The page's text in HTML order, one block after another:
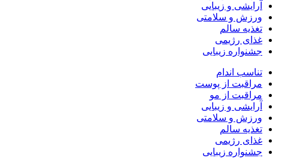
آرایشی و زیبایی
ورزش و سلامتی
تغذیه سالم
غذای رژیمی
جشنواره زیبایی
تناسب اندام
مراقبت از پوست
مراقبت از مو
آرایشی و زیبایی
ورزش و سلامتی
تغذیه سالم
غذای رژیمی
جشنواره زیبایی